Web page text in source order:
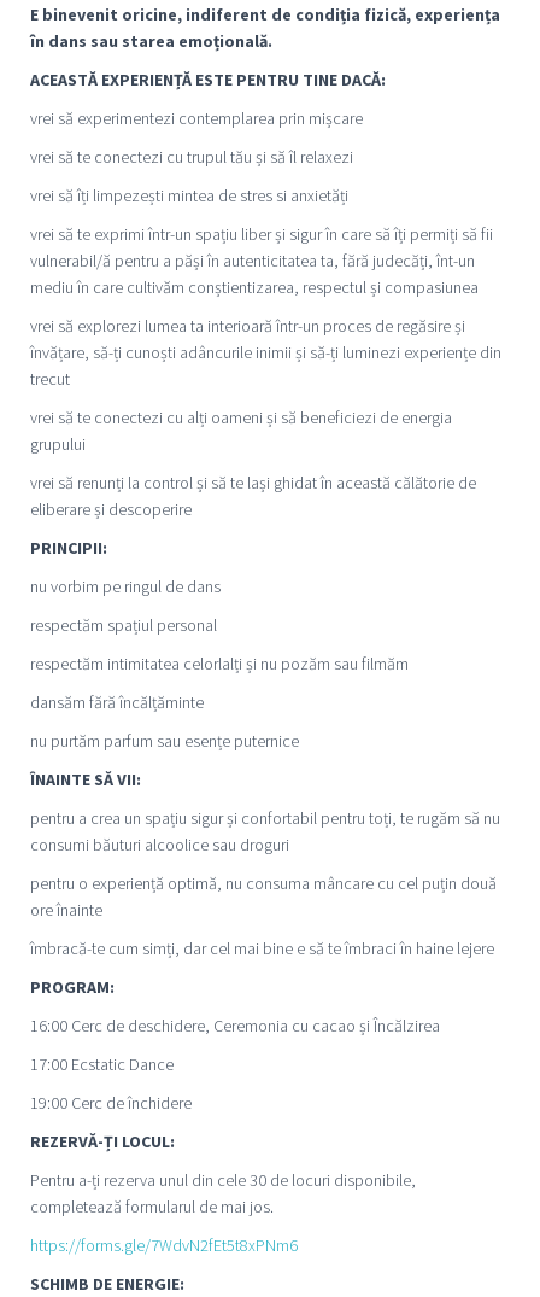
E binevenit oricine, indiferent de condiția fizică, experiența
în dans sau starea emoțională.
ACEASTĂ EXPERIENȚĂ ESTE PENTRU TINE DACĂ:
vrei să experimentezi contemplarea prin mișcare
vrei să te conectezi cu trupul tău și să îl relaxezi
vrei să îți limpezești mintea de stres si anxietăți
vrei să te exprimi într-un spațiu liber și sigur în care să îți permiți să fii
vulnerabil/ă pentru a păși în autenticitatea ta, fără judecăți, înt-un
mediu în care cultivăm conștientizarea, respectul și compasiunea
vrei să explorezi lumea ta interioară într-un proces de regăsire și
învățare, să-ți cunoști adâncurile inimii și să-ți luminezi experiențe din
trecut
vrei să te conectezi cu alți oameni și să beneficiezi de energia
grupului
vrei să renunți la control și să te lași ghidat în această călătorie de
eliberare și descoperire
PRINCIPII:
nu vorbim pe ringul de dans
respectăm spațiul personal
respectăm intimitatea celorlalți și nu pozăm sau filmăm
dansăm fără încălțăminte
nu purtăm parfum sau esențe puternice
ÎNAINTE SĂ VII:
pentru a crea un spațiu sigur și confortabil pentru toți, te rugăm să nu
consumi băuturi alcoolice sau droguri
pentru o experiență optimă, nu consuma mâncare cu cel puțin două
ore înainte
îmbracă-te cum simți, dar cel mai bine e să te îmbraci în haine lejere
PROGRAM:
16:00 Cerc de deschidere, Ceremonia cu cacao și Încălzirea
17:00 Ecstatic Dance
19:00 Cerc de închidere
REZERVĂ-ȚI LOCUL:
Pentru a-ți rezerva unul din cele 30 de locuri disponibile,
completează formularul de mai jos.
https://forms.gle/7WdvN2fEt5t8xPNm6
SCHIMB DE ENERGIE: